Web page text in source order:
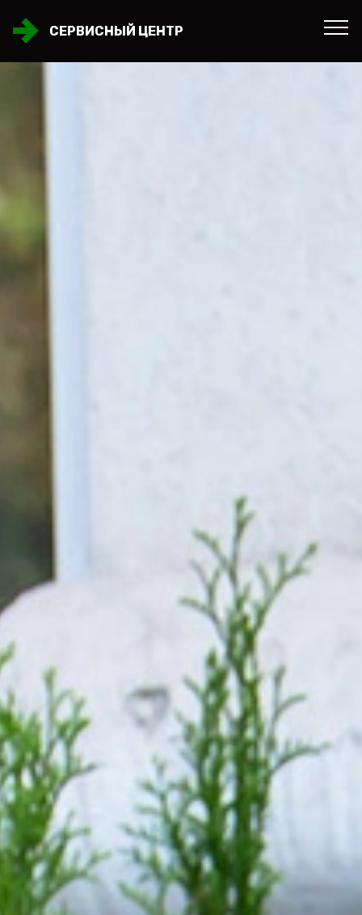
СЕРВИСНЫЙ ЦЕНТР